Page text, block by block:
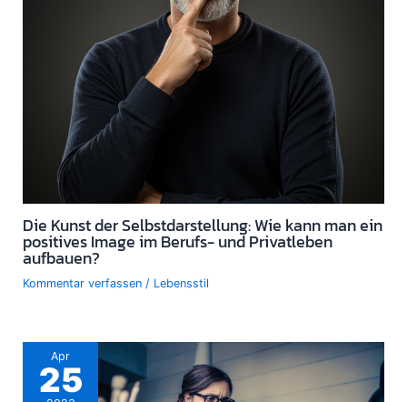
Die Kunst der Selbstdarstellung: Wie kann man ein
positives Image im Berufs- und Privatleben
aufbauen?
Kommentar verfassen / Lebensstil
Apr
25